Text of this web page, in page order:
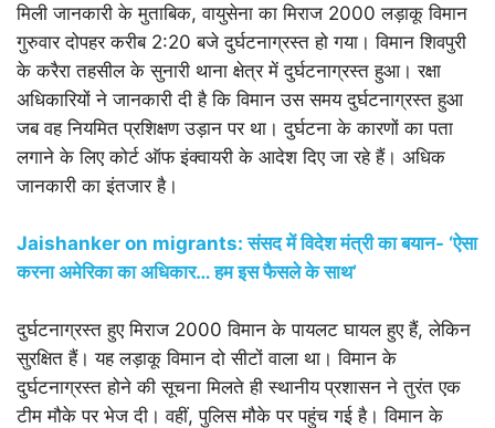
मिली जानकारी के मुताबिक, वायुसेना का मिराज 2000 लड़ाकू विमान
गुरुवार दोपहर करीब 2:20 बजे दुर्घटनाग्रस्त हो गया। विमान शिवपुरी
के करैरा तहसील के सुनारी थाना क्षेत्र में दुर्घटनाग्रस्त हुआ। रक्षा
अधिकारियों ने जानकारी दी है कि विमान उस समय दुर्घटनाग्रस्त हुआ
जब वह नियमित प्रशिक्षण उड़ान पर था। दुर्घटना के कारणों का पता
लगाने के लिए कोर्ट ऑफ इंक्वायरी के आदेश दिए जा रहे हैं। अधिक
जानकारी का इंतजार है।
Jaishanker on migrants: संसद में विदेश मंत्री का बयान- ‘ऐसा
करना अमेरिका का अधिकार… हम इस फैसले के साथ’
दुर्घटनाग्रस्त हुए मिराज 2000 विमान के पायलट घायल हुए हैं, लेकिन
सुरक्षित हैं। यह लड़ाकू विमान दो सीटों वाला था। विमान के
दुर्घटनाग्रस्त होने की सूचना मिलते ही स्थानीय प्रशासन ने तुरंत एक
टीम मौके पर भेज दी। वहीं, पुलिस मौके पर पहुंच गई है। विमान के